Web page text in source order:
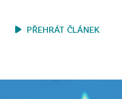
PŘEHRÁT ČLÁNEK